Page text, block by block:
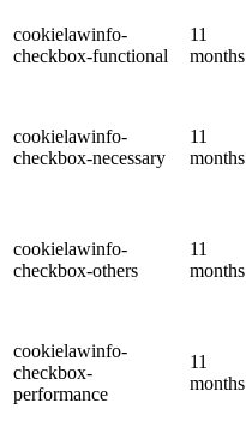
cookielawinfo-
checkbox-functional
11
months
cookielawinfo-
checkbox-necessary
11
months
cookielawinfo-
checkbox-others
11
months
cookielawinfo-
checkbox-
performance
11
months